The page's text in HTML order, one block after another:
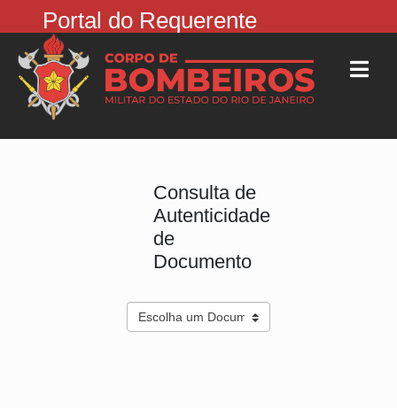
Portal do Requerente
Consulta de
Autenticidade
de
Documento